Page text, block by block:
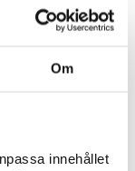
Om
innehållet